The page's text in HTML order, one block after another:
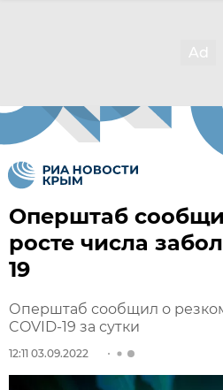
Оперштаб
росте числа
19
Оперштаб сообщил о
COVID-19 за сутки
12:11 03.09.2022